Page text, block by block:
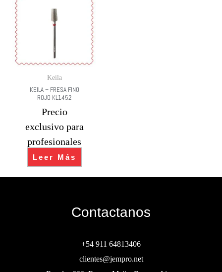
Keila
KEILA – FRESA FINO
ROJO KL1452
Precio
exclusivo para
profesionales
Leer Más
Contactanos
+54 911 64813406
clientes@jempro.net